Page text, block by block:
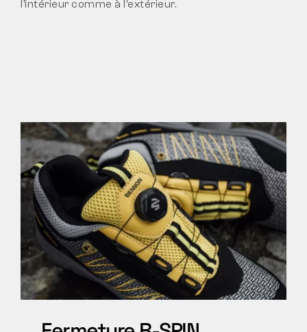
l’intérieur comme à l’extérieur.